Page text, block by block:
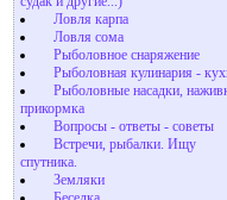
Ловля карпа
Ловля сома
Рыболовное снаряжение
Рыболовная кулинария -
Рыболовные насадки,
прикормка
Вопросы - ответы - советы
Встречи, рыбалки. Ищу
спутника.
Земляки